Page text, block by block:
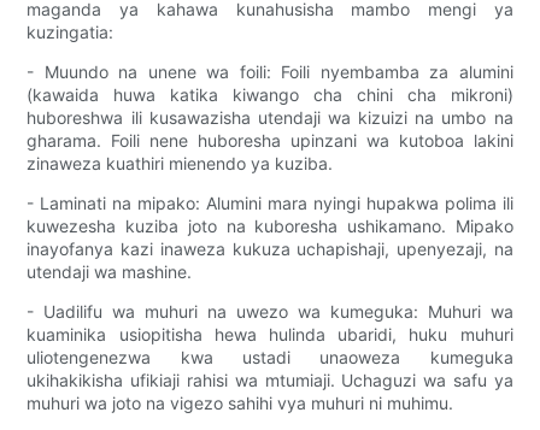
maganda ya kahawa kunahusisha mambo mengi ya
kuzingatia:
- Muundo na unene wa foili: Foili nyembamba za alumini
(kawaida huwa katika kiwango cha chini cha mikroni)
huboreshwa ili kusawazisha utendaji wa kizuizi na umbo na
gharama. Foili nene huboresha upinzani wa kutoboa lakini
zinaweza kuathiri mienendo ya kuziba.
- Laminati na mipako: Alumini mara nyingi hupakwa polima ili
kuwezesha kuziba joto na kuboresha ushikamano. Mipako
inayofanya kazi inaweza kukuza uchapishaji, upenyezaji, na
utendaji wa mashine.
- Uadilifu wa muhuri na uwezo wa kumeguka: Muhuri wa
kuaminika usiopitisha hewa hulinda ubaridi, huku muhuri
uliotengenezwa kwa ustadi unaoweza kumeguka
ukihakikisha ufikiaji rahisi wa mtumiaji. Uchaguzi wa safu ya
muhuri wa joto na vigezo sahihi vya muhuri ni muhimu.